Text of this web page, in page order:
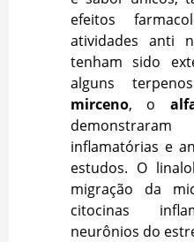
efeitos
atividades anti
tenham sido
alguns
mirceno, o
inflamatórias e
estudos. O
migração da
citocinas
neurônios do